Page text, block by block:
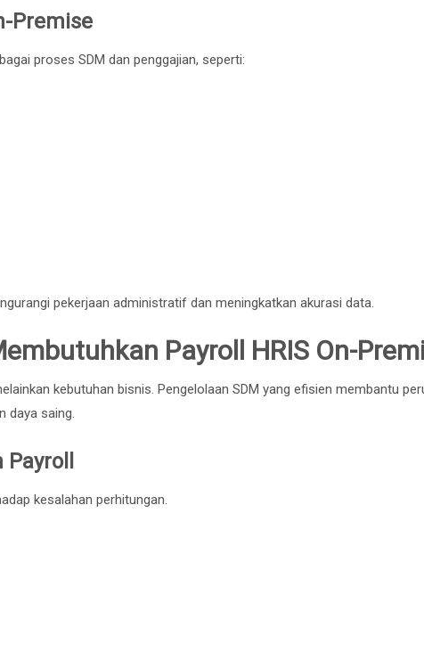
Premise
proses SDM dan penggajian, seperti:
pekerjaan administratif dan meningkatkan akurasi data.
Payroll HRIS On-
kebutuhan bisnis. Pengelolaan SDM yang efisien membantu
daya saing.
kesalahan perhitungan.